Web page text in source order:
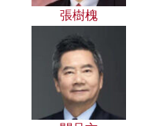
張樹槐